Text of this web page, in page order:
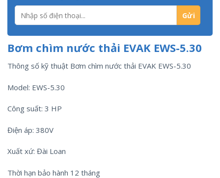
Bơm chìm nước thải EVAK EWS-5.30
Thông số kỹ thuật Bơm chìm nước thải EVAK EWS-5.30
Model: EWS-5.30
Công suất: 3 HP
Điện áp: 380V
Xuất xứ: Đài Loan
Thời hạn bảo hành 12 tháng